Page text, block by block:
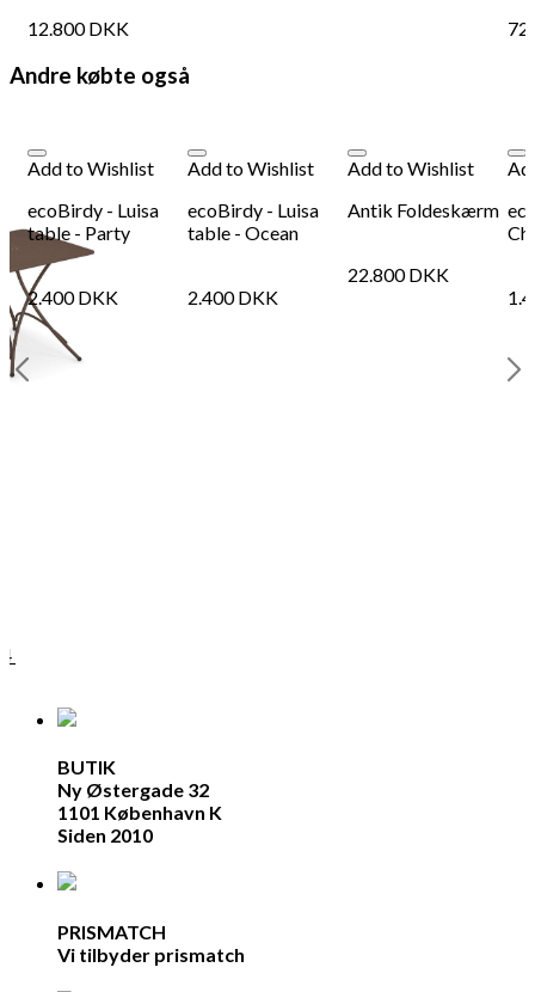
12.800DKK
Andre købte også
Add to Wishlist
ecoBirdy - Luisa
table - Party
2.400DKK
Add to Wishlist
ecoBirdy - Luisa
table - Ocean
2.400DKK
Add to Wishlist
Antik Foldeskærm
22.800DKK
BUTIK
Ny Østergade 32
1101 København K
Siden 2010
PRISMATCH
Vi tilbyder prismatch